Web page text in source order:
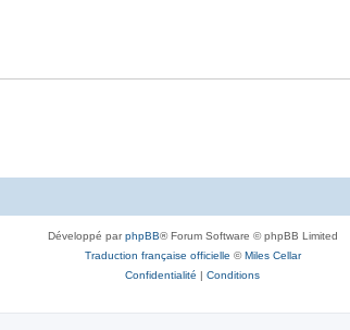
Développé parphpBB® Forum Software © phpBB Limited
Traduction française officielle ©Miles Cellar
Confidentialité | Conditions